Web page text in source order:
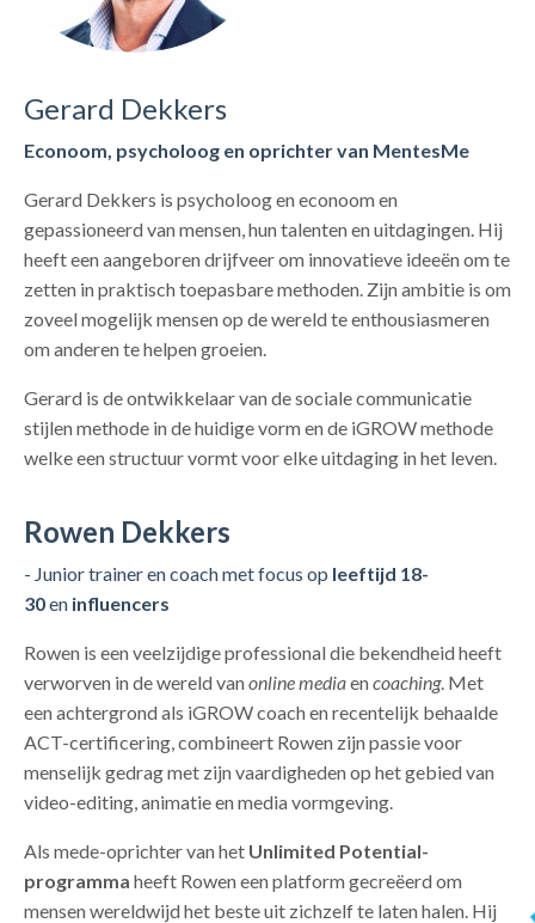
Gerard Dekkers
Econoom, psycholoog en oprichter van MentesMe
Gerard Dekkers is psycholoog en econoom en
gepassioneerd van mensen, hun talenten en uitdagingen. Hij
heeft een aangeboren drijfveer om innovatieve ideeën om te
zetten in praktisch toepasbare methoden. Zijn ambitie is om
zoveel mogelijk mensen op de wereld te enthousiasmeren
om anderen te helpen groeien.
Gerard is de ontwikkelaar van de sociale communicatie
stijlen methode in de huidige vorm en de iGROW methode
welke een structuur vormt voor elke uitdaging in het leven.
Rowen Dekkers
- Junior trainer en coach met focus op leeftijd 18-
30en influencers
Rowen is een veelzijdige professional die bekendheid heeft
verworven in de wereld vanonline mediaencoaching. Met
een achtergrond als iGROW coach en recentelijk behaalde
ACT-certificering, combineert Rowen zijn passie voor
menselijk gedrag met zijn vaardigheden op het gebied van
video-editing, animatie en media vormgeving.
Als mede-oprichter van het Unlimited Potential-
programma heeft Rowen een platform gecreëerd om
mensen wereldwijd het beste uit zichzelf te laten halen. Hij